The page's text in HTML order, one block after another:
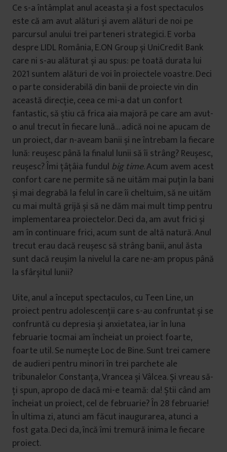
Ce s-a întâmplat anul aceasta și a fost spectaculos
este că am avut alături și avem alături de noi pe
parcursul anului trei parteneri strategici. E vorba
despre LIDL România, E.ON Group și UniCredit Bank
care ni s-au alăturat și au spus: pe toată durata lui
2021 suntem alături de voi în proiectele voastre. Deci
o parte considerabilă din banii de proiecte vin din
această direcție, ceea ce mi-a dat un confort
fantastic, să știu că frica aia majoră pe care am avut-
o anul trecut în fiecare lună… adică noi ne apucam de
un proiect, dar n-aveam banii și ne întrebam la fiecare
lună: reușesc până la finalul lunii să îi strâng? Reușesc,
reușesc? Îmi țâțâia fundul big time. Acum avem acest
confort care ne permite să ne uităm mai puțin la bani
și mai degrabă la felul în care îi cheltuim, să ne uităm
cu mai multă grijă și să ne dăm mai mult timp pentru
implementarea proiectelor. Deci da, am avut frici și
am în continuare frici, acum sunt de altă natură. Anul
trecut erau dacă reușesc să strâng banii, anul ăsta
sunt dacă reușim la nivelul la care ne-am propus până
la sfârșitul lunii?
Uite, anul a început spectaculos, cu Teen Line, un
proiect pentru adolescenții care s-au confruntat și se
confruntă cu depresia și anxietatea, iar în luna
februarie tocmai am încheiat un proiect foarte,
foarte util. Se numește Loc de Bine. Sunt trei camere
de audieri pentru minori în trei parchete ale
tribunalelor Constanța, Vrancea și Vâlcea. Și vreau să-
ți spun, apropo de dacă mi-e teamă: da! Știi când am
încheiat un proiect, cel de februarie? În 28 februarie!
În ultima zi, atunci am făcut inaugurarea, atunci a
fost gata. Deci da, încă îmi tremură inima le fiecare
proiect.